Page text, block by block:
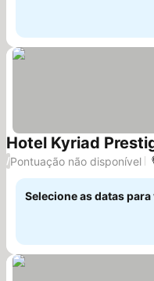
Hotel Kyriad
/Pontuação não disponível
Selecione as datas